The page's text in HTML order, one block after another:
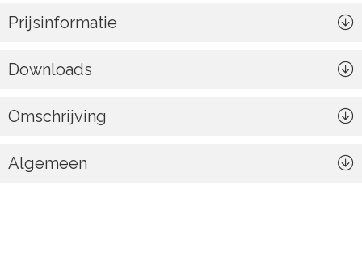
Prijsinformatie
Downloads
Omschrijving
Algemeen